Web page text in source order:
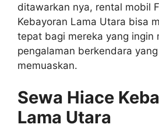
ditawarkan nya, rental mobil
Kebayoran Lama Utara bisa
tepat bagi mereka yang ingin
pengalaman berkendara
memuaskan.
Sewa Hiace
Lama Utara